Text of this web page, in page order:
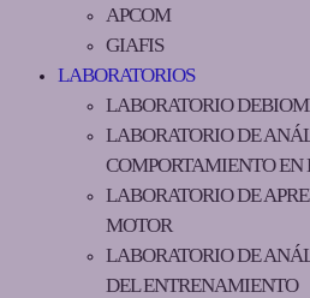
APCOM
GIAFIS
LABORATORIOS
LABORATORIO
LABORATORIO DE
COMPORTAMIENTO EN
LABORATORIO DE
MOTOR
LABORATORIO DE
DEL ENTRENAMIENTO